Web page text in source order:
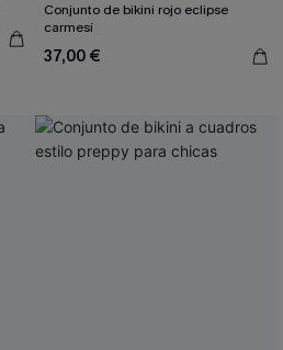
Conjunto de bikini rojo eclipse
carmesí
37,00 €